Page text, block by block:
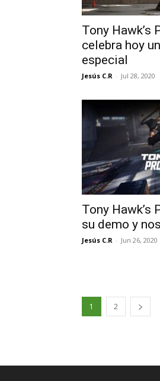
Tony Hawk’s
celebra hoy
especial
Jesús C.R - Jul 28, 2020
Tony Hawk’s
su demo y
Jesús C.R - Jun 26, 2020
1 2